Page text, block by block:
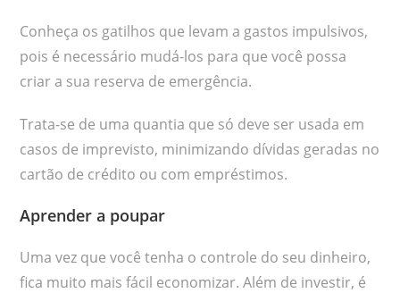
Conheça os gatilhos que levam a gastos impulsivos,
pois é necessário mudá-los para que você possa
criar a sua reserva de emergência.
Trata-se de uma quantia que só deve ser usada em
casos de imprevisto, minimizando dívidas geradas no
cartão de crédito ou com empréstimos.
Aprender a poupar
Uma vez que você tenha o controle do seu dinheiro,
fica muito mais fácil economizar. Além de investir, é